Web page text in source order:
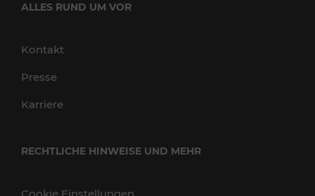
ALLES RUND UM VOR
Kontakt
Presse
Karriere
RECHTLICHE HINWEISE UND MEHR